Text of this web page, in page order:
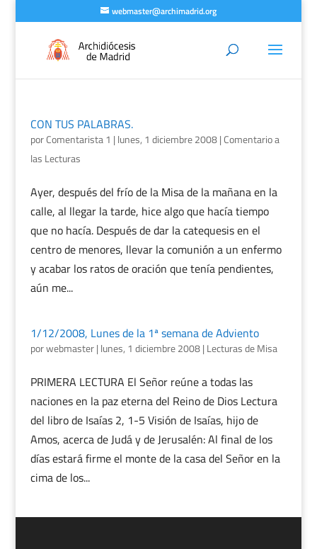
webmaster@archimadrid.org
CON TUS PALABRAS.
porComentarista 1 | lunes, 1 diciembre 2008|Comentario a
las Lecturas
Ayer, después del frío de la Misa de la mañana en la
calle, al llegar la tarde, hice algo que hacía tiempo
que no hacía. Después de dar la catequesis en el
centro de menores, llevar la comunión a un enfermo
y acabar los ratos de oración que tenía pendientes,
aún me...
1/12/2008, Lunes de la 1ª semana de Adviento
porwebmaster| lunes, 1 diciembre 2008| Lecturas de Misa
PRIMERA LECTURA El Señor reúne a todas las
naciones en la paz eterna del Reino de Dios Lectura
del libro de Isaías 2, 1-5 Visión de Isaías, hijo de
Amos, acerca de Judá y de Jerusalén: Al final de los
días estará firme el monte de la casa del Señor en la
cima de los...